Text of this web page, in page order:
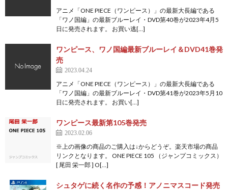
アニメ「ONE PIECE（ワンピース）」の最新大長編である
「ワノ国編」の最新ブルーレイ・DVD第40巻が2023年4月5
日に発売されます。 お買い逃[…]
ワンピース、ワノ国編最新ブルーレイ＆DVD41巻発
売
2023.04.24
アニメ「ONE PIECE（ワンピース）」の最新大長編である
「ワノ国編」の最新ブルーレイ・DVD第41巻が2023年5月10
日に発売されます。 お買い[…]
ワンピース最新第105巻発売
2023.02.06
※上の画像の商品のご購入は↓からどうぞ。楽天市場の商品
リンクとなります。 ONE PIECE 105 （ジャンプコミックス）
[ 尾田 栄一郎 ] O[…]
シュタゲに続く名作の予感！アノニマスコード発売